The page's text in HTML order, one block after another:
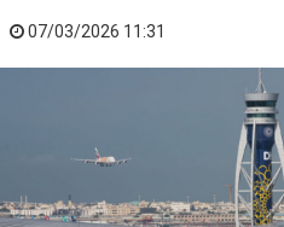
07/03/2026 11:31